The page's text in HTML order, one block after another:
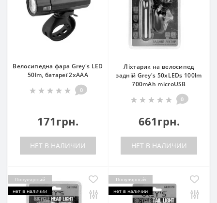
Велосипедна фара Grey's LED
50lm, батареї 2хААА
0
171грн.
НЕТ В НАЛИЧИИ
Ліхтарик на велосипед
задній Grey's 50xLEDs 100lm
700mAh microUSB
0
661грн.
НЕТ В НАЛИЧИИ
Популярный
нет в наличии
Популярный
нет в наличии